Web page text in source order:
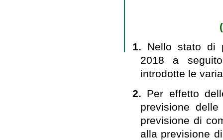
1. Nello stato di
2018 a
introdotte le
2. Per effetto
previsione
previsione di
alla previsione